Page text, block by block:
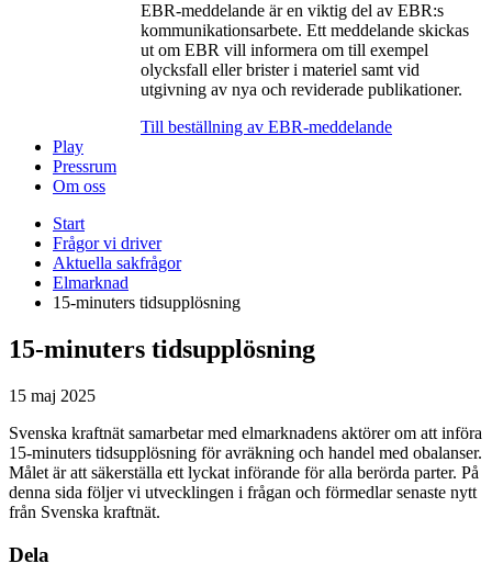
EBR-meddelande är en viktig del av EBR:s
kommunikationsarbete. Ett meddelande skickas
ut om EBR vill informera om till exempel
olycksfall eller brister i materiel samt vid
utgivning av nya och reviderade publikationer.
Till beställning av EBR-meddelande
Play
Pressrum
Om oss
Start
Frågor vi driver
Aktuella sakfrågor
Elmarknad
15-minuters tidsupplösning
15-minuters tidsupplösning
15 maj 2025
Svenska kraftnät samarbetar med elmarknadens aktörer om att införa
15-minuters tidsupplösning för avräkning och handel med obalanser.
Målet är att säkerställa ett lyckat införande för alla berörda parter. På
denna sida följer vi utvecklingen i frågan och förmedlar senaste nytt
från Svenska kraftnät.
Dela